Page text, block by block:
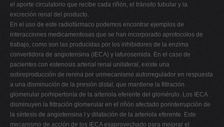
el aporte circulatorio que recibe cada riñón, el tránsito tubular y la
excreción renal del producto.
En el uso de este radiofármaco podemos encontrar ejemplos de
interacciones medicamentosas que se han incorporado aprotocolos de
trabajo, como son las producidas por los inhibidores de la enzima
convertidora de angiotensina (IECA) y lafurosemida. En el caso de
pacientes con estenosis arterial renal unilateral, existe una
sobreproducción de renina por unmecanismo autorregulador en respuesta
a una disminución de la presión distal, que mantiene la filtración
glomerular porhipertonía de la arteriola eferente del glomérulo. Los IECA
disminuyen la filtración glomerular en el riñón afectado porinterrupción de
la síntesis de angiotensina I y dilatación de la arteriola eferente. Este
mecanismo de acción de los IECA esaprovechado para mejorar el